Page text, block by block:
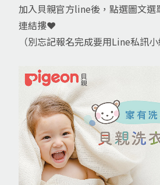
加入貝親官方line後，點選圖文選
連結摟❤️
（別忘記報名完成要用Line私訊小